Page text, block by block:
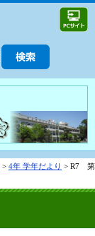
> 4年 学年だより > R7 第